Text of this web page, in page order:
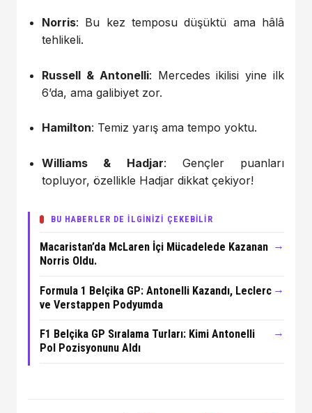
Norris: Bu kez temposu düşüktü ama hâlâ
tehlikeli.
Russell & Antonelli: Mercedes ikilisi yine ilk
6’da, ama galibiyet zor.
Hamilton: Temiz yarış ama tempo yoktu.
Williams & Hadjar: Gençler puanları
topluyor, özellikle Hadjar dikkat çekiyor!
BU HABERLER DE İLGİNİZİ ÇEKEBİLİR
Macaristan’da McLaren İçi Mücadelede Kazanan
Norris Oldu.
→
Formula 1 Belçika GP: Antonelli Kazandı, Leclerc
ve Verstappen Podyumda
→
F1 Belçika GP Sıralama Turları: Kimi Antonelli
Pol Pozisyonunu Aldı
→